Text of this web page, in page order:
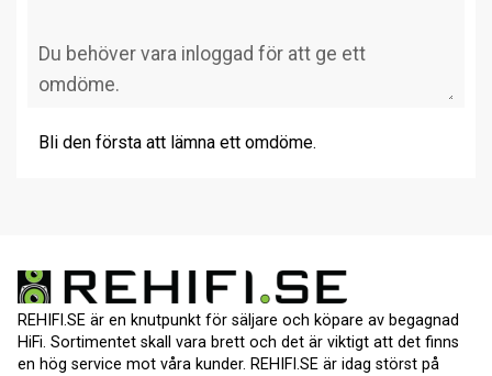
Bli den första att lämna ett omdöme.
REHIFI.SE är en knutpunkt för säljare och köpare av begagnad
HiFi. Sortimentet skall vara brett och det är viktigt att det finns
en hög service mot våra kunder. REHIFI.SE är idag störst på